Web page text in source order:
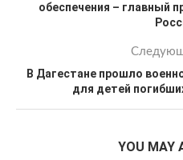
обеспечения – главный
В Дагестане прошло
для детей
YOU MAY